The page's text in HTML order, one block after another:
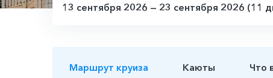
13 сентября 2026 — 23 сентября 2026 (11
Маршрут круиза Каюты Что